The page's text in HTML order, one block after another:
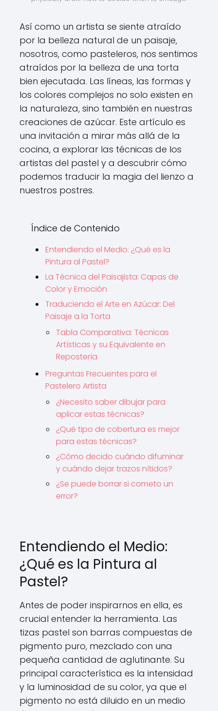
Así como un artista se siente atraído
por la belleza natural de un paisaje,
nosotros, como pasteleros, nos sentimos
atraídos por la belleza de una torta
bien ejecutada. Las líneas, las formas y
los colores complejos no solo existen en
la naturaleza, sino también en nuestras
creaciones de azúcar. Este artículo es
una invitación a mirar más allá de la
cocina, a explorar las técnicas de los
artistas del pastel y a descubrir cómo
podemos traducir la magia del lienzo a
nuestros postres.
Índice de Contenido
Entendiendo el Medio: ¿Qué es la
Pintura al Pastel?
La Técnica del Paisajista: Capas de
Color y Emoción
Traduciendo el Arte en Azúcar: Del
Paisaje a la Torta
Tabla Comparativa: Técnicas
Artísticas y su Equivalente en
Repostería
Preguntas Frecuentes para el
Pastelero Artista
¿Necesito saber dibujar para
aplicar estas técnicas?
¿Qué tipo de cobertura es mejor
para estas técnicas?
¿Cómo decido cuándo difuminar
y cuándo dejar trazos nítidos?
¿Se puede borrar si cometo un
error?
Entendiendo el Medio:
¿Qué es la Pintura al
Pastel?
Antes de poder inspirarnos en ella, es
crucial entender la herramienta. Las
tizas pastel son barras compuestas de
pigmento puro, mezclado con una
pequeña cantidad de aglutinante. Su
principal característica es la intensidad
y la luminosidad de su color, ya que el
pigmento no está diluido en un medio